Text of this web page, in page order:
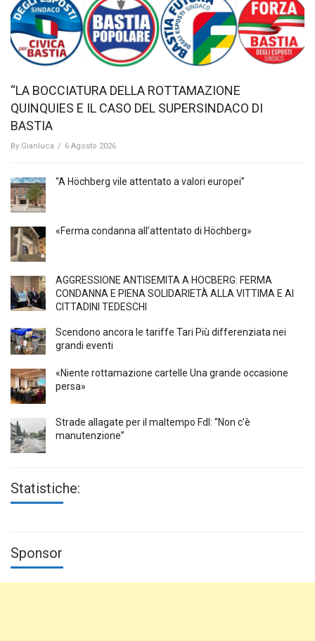
“LA BOCCIATURA DELLA ROTTAMAZIONE
QUINQUIES E IL CASO DEL SUPERSINDACO DI
BASTIA
By Gianluca / 6 Agosto 2026
“A Höchberg vile attentato a valori europei”
«Ferma condanna all’attentato di Höchberg»
AGGRESSIONE ANTISEMITA A HÖCBERG: FERMA
CONDANNA E PIENA SOLIDARIETÀ ALLA VITTIMA E AI
CITTADINI TEDESCHI
Scendono ancora le tariffe Tari Più differenziata nei
grandi eventi
«Niente rottamazione cartelle Una grande occasione
persa»
Strade allagate per il maltempo FdI: “Non c’è
manutenzione”
Statistiche:
Sponsor